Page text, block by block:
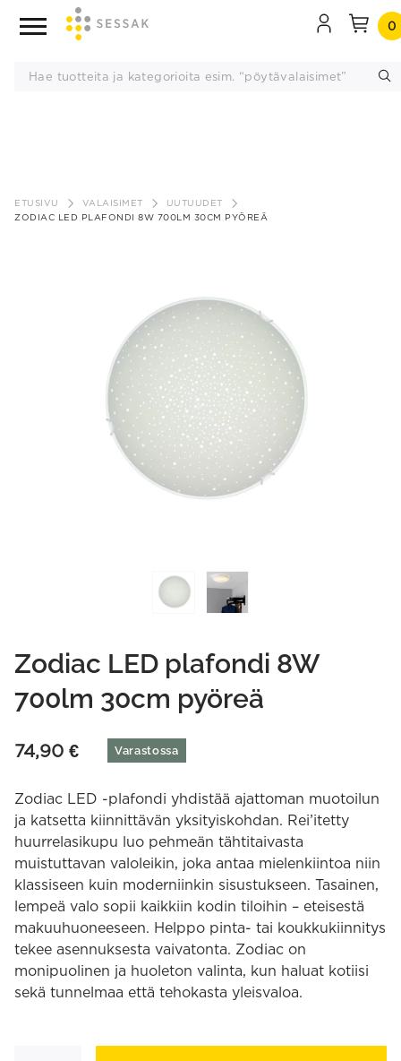
sisältöön
0
ETUSIVU VALAISIMET
UUTUUDET
ZODIAC LED PLAFONDI 8W 700LM 30CM PYÖREÄ
Zodiac LED plafondi 8W
700lm 30cm pyöreä
74,90 € Varastossa
Zodiac LED -plafondi yhdistää ajattoman muotoilun
ja katsetta kiinnittävän yksityiskohdan. Rei’itetty
huurrelasikupu luo pehmeän tähtitaivasta
muistuttavan valoleikin, joka antaa mielenkiintoa niin
klassiseen kuin moderniinkin sisustukseen. Tasainen,
lempeä valo sopii kaikkiin kodin tiloihin – eteisestä
makuuhuoneeseen. Helppo pinta- tai koukkukiinnitys
tekee asennuksesta vaivatonta. Zodiac on
monipuolinen ja huoleton valinta, kun haluat kotiisi
sekä tunnelmaa että tehokasta yleisvaloa.